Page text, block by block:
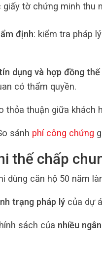
giấy tờ chứng minh thu
định: kiểm tra pháp
dụng và hợp đồng thế
có thẩm quyền.
thỏa thuận giữa khách
sánh phí công chứng
thế chấp
dùng căn hộ 50 năm
trạng pháp lýcủa dự
sách của nhiều